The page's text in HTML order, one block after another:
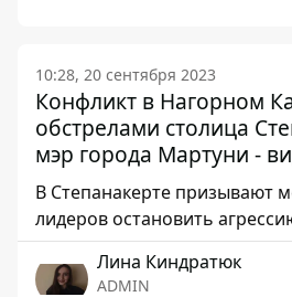
10:28, 20 сентября 2023
Конфликт в Нагорном
обстрелами столица
мэр города Мартуни -
В Степанакерте призывают
лидеров остановить
Лина Киндратюк
ADMIN